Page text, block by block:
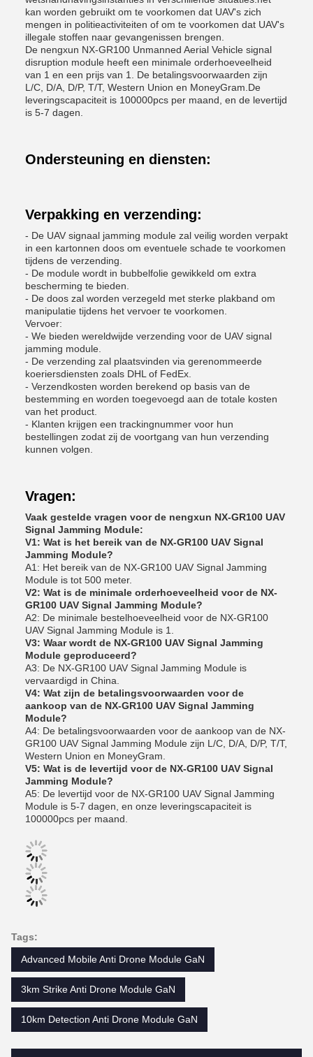
kan worden gebruikt om te voorkomen dat UAV's zich
mengen in politieactiviteiten of om te voorkomen dat UAV's
illegale stoffen naar gevangenissen brengen.
De nengxun NX-GR100 Unmanned Aerial Vehicle signal
disruption module heeft een minimale orderhoeveelheid
van 1 en een prijs van 1. De betalingsvoorwaarden zijn
L/C, D/A, D/P, T/T, Western Union en MoneyGram.De
leveringscapaciteit is 100000pcs per maand, en de levertijd
is 5-7 dagen.
Ondersteuning en diensten:
Verpakking en verzending:
- De UAV signaal jamming module zal veilig worden verpakt
in een kartonnen doos om eventuele schade te voorkomen
tijdens de verzending.
- De module wordt in bubbelfolie gewikkeld om extra
bescherming te bieden.
- De doos zal worden verzegeld met sterke plakband om
manipulatie tijdens het vervoer te voorkomen.
Vervoer:
- We bieden wereldwijde verzending voor de UAV signal
jamming module.
- De verzending zal plaatsvinden via gerenommeerde
koeriersdiensten zoals DHL of FedEx.
- Verzendkosten worden berekend op basis van de
bestemming en worden toegevoegd aan de totale kosten
van het product.
- Klanten krijgen een trackingnummer voor hun
bestellingen zodat zij de voortgang van hun verzending
kunnen volgen.
Vragen:
Vaak gestelde vragen voor de nengxun NX-GR100 UAV
Signal Jamming Module:
V1: Wat is het bereik van de NX-GR100 UAV Signal
Jamming Module?
A1: Het bereik van de NX-GR100 UAV Signal Jamming
Module is tot 500 meter.
V2: Wat is de minimale orderhoeveelheid voor de NX-
GR100 UAV Signal Jamming Module?
A2: De minimale bestelhoeveelheid voor de NX-GR100
UAV Signal Jamming Module is 1.
V3: Waar wordt de NX-GR100 UAV Signal Jamming
Module geproduceerd?
A3: De NX-GR100 UAV Signal Jamming Module is
vervaardigd in China.
V4: Wat zijn de betalingsvoorwaarden voor de
aankoop van de NX-GR100 UAV Signal Jamming
Module?
A4: De betalingsvoorwaarden voor de aankoop van de NX-
GR100 UAV Signal Jamming Module zijn L/C, D/A, D/P, T/T,
Western Union en MoneyGram.
V5: Wat is de levertijd voor de NX-GR100 UAV Signal
Jamming Module?
A5: De levertijd voor de NX-GR100 UAV Signal Jamming
Module is 5-7 dagen, en onze leveringscapaciteit is
100000pcs per maand.
Tags:
Advanced Mobile Anti Drone Module GaN
3km Strike Anti Drone Module GaN
10km Detection Anti Drone Module GaN